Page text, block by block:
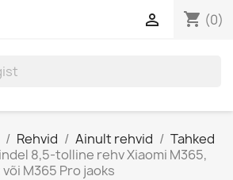
shopping_cart (0)

Rehvid Ainult rehvid
Tahked
8,5-tolline rehv Xiaomi M365,
M365 Pro jaoks